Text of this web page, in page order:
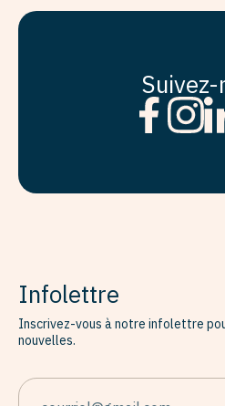
Suivez-
Infolettre
Inscrivez-vous à notre infolettre
nouvelles.
EMAIL